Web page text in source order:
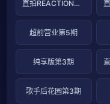
直拍REACTION第3期
超前营业第5期
纯享版第3期
歌手后花园第3期